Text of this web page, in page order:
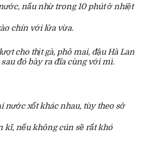
nấu nhừ trong 10 phút ở nhiệt
chín với lửa vừa.
cho thịt gà, phô mai, đậu Hà Lan
sau đó bày ra đĩa cùng với mì.
nước xốt khác nhau, tùy theo sở
kĩ, nếu không cún sẽ rất khó